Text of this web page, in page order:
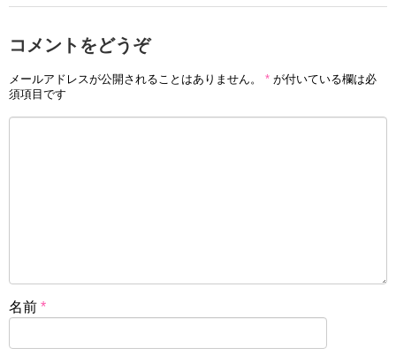
コメントをどうぞ
メールアドレスが公開されることはありません。 * が付いている欄は必
須項目です
名前 *